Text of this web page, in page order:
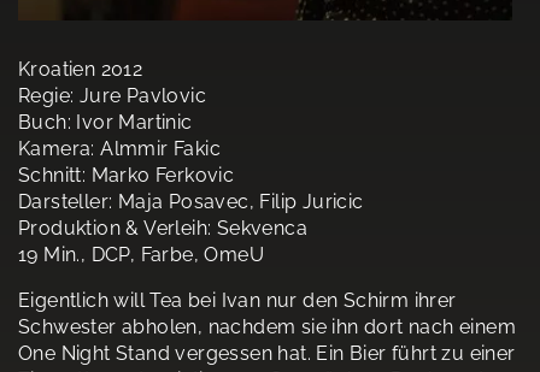
Kroatien 2012
Regie: Jure Pavlovic
Buch: Ivor Martinic
Kamera: Almmir Fakic
Schnitt: Marko Ferkovic
Darsteller: Maja Posavec, Filip Juricic
Produktion & Verleih: Sekvenca
19 Min., DCP, Farbe, OmeU
Eigentlich will Tea bei Ivan nur den Schirm ihrer
Schwester abholen, nachdem sie ihn dort nach einem
One Night Stand vergessen hat. Ein Bier führt zu einer